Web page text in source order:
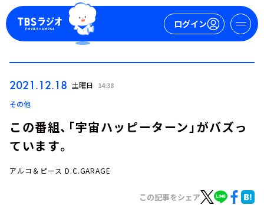
ログイン
2021.12.18 土曜日 14:38
その他
この番組、「宇宙ハッピーターン」がバズっ
ています。
アルコ＆ピース D.C.GARAGE
この記事をシェア